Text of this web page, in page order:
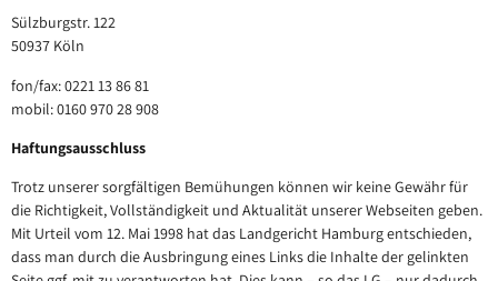
Sülzburgstr. 122
50937 Köln
fon/fax: 0221 13 86 81
mobil: 0160 970 28 908
Haftungsausschluss
Trotz unserer sorgfältigen Bemühungen können wir keine Gewähr für
die Richtigkeit, Vollständigkeit und Aktualität unserer Webseiten geben.
Mit Urteil vom 12. Mai 1998 hat das Landgericht Hamburg entschieden,
dass man durch die Ausbringung eines Links die Inhalte der gelinkten